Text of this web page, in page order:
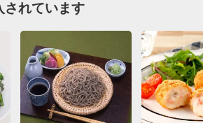
ンセル・交換・返品はできませ
原材料等の詳細はコチラから
されています